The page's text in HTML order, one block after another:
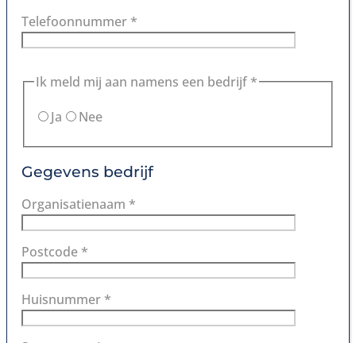
Telefoonnummer *
Ik meld mij aan namens een bedrijf *
Ja
Nee
Gegevens bedrijf
Organisatienaam *
Postcode *
Huisnummer *